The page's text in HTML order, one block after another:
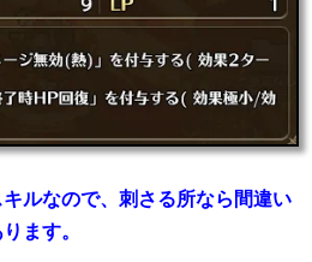
ルなので、刺さる所なら間違い
ます。